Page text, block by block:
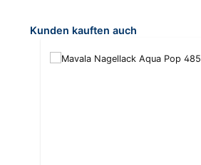
Produktgalerie überspringen
Kunden kauften auch